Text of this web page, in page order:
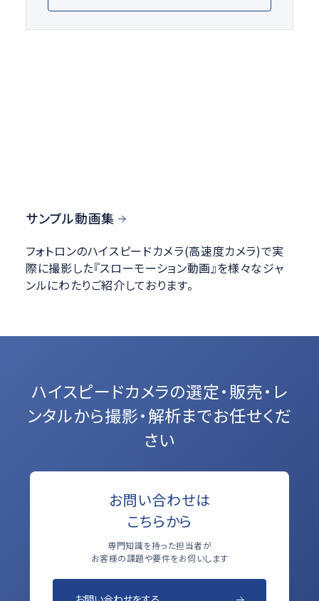
サンプル動画集
フォトロンのハイスピードカメラ(高速度カメラ)で実
際に撮影した『スローモーション動画』を様々なジャ
ンルにわたりご紹介しております。
ハイスピードカメラの選定・販売・レ
ンタルから撮影・解析までお任せくだ
さい
お問い合わせは
こちらから
専門知識を持った担当者が
お客様の課題や要件をお伺いします